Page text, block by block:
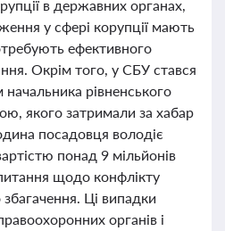
в державних органах,
у сфері корупції мають
ефективного
Окрім того, у СБУ стався
рівненського
якого затримали за хабар
посадовця володіє
понад 9 мільйонів
щодо конфлікту
збагачення. Ці випадки
органів і